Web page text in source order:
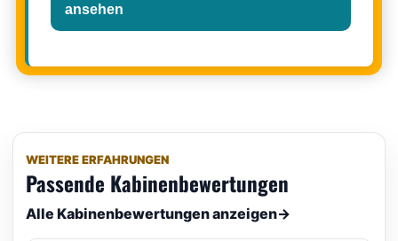
ansehen
WEITERE ERFAHRUNGEN
Passende Kabinenbewertungen
Alle Kabinenbewertungen anzeigen→